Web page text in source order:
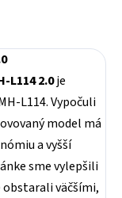
L114 2.0je
L114. Vypočuli
model má
a vyšší
sme vylepšili
väčšími,